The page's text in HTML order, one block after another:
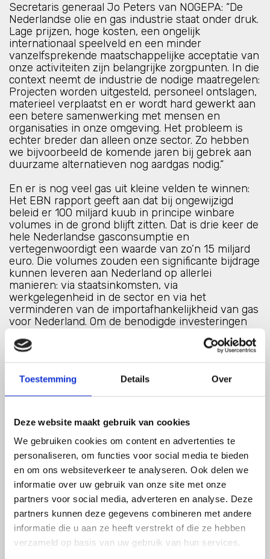
Toestemming Details Over
Deze website maakt gebruik van cookies
We gebruiken cookies om content en advertenties te
personaliseren, om functies voor social media te bieden
en om ons websiteverkeer te analyseren. Ook delen we
informatie over uw gebruik van onze site met onze
partners voor social media, adverteren en analyse. Deze
partners kunnen deze gegevens combineren met andere
informatie die u aan ze heeft verstrekt of die ze hebben
verzameld op basis van uw gebruik van hun services.
Secretaris generaal Jo Peters van NOGEPA: “De
Nederlandse olie en gas industrie staat onder druk.
Lage prijzen, hoge kosten, een ongelijk
internationaal speelveld en een minder
vanzelfsprekende maatschappelijke acceptatie van
onze activiteiten zijn belangrijke zorgpunten. In die
context neemt de industrie de nodige maatregelen:
Projecten worden uitgesteld, personeel ontslagen,
materieel verplaatst en er wordt hard gewerkt aan
een betere samenwerking met mensen en
organisaties in onze omgeving. Het probleem is
echter breder dan alleen onze sector. Zo hebben
we bijvoorbeeld de komende jaren bij gebrek aan
duurzame alternatieven nog aardgas nodig.“
En er is nog veel gas uit kleine velden te winnen:
Het EBN rapport geeft aan dat bij ongewijzigd
beleid er 100 miljard kuub in principe winbare
volumes in de grond blijft zitten. Dat is drie keer de
hele Nederlandse gasconsumptie en
vertegenwoordigt een waarde van zo’n 15 miljard
euro. Die volumes zouden een significante bijdrage
kunnen leveren aan Nederland op allerlei
manieren: via staatsinkomsten, via
werkgelegenheid in de sector en via het
verminderen van de importafhankelijkheid van gas
voor Nederland. Om de benodigde investeringen
korte termijn nodig. De gassector wil samen met de
Nederlandse overheid en politiek onderzoeken of
kunnen worden en hoe de opbrengsten daarvan
op de maatschappelijke beste wijze kunnen
Peters stelt dat de gaswinning uit de kleine velden
daadwerkelijk in gevaar is. “Gaswinning in
Nederland is decennialang vanzelfsprekend
geweest. We zitten evenwel in een nieuwe
werkelijkheid waarbij er aanzienlijke weerstanden
tegen het winnen van gas zijn ontstaan. We
werken er hard aan ons die nieuwe werkelijkheid
eigen te maken. Door meer transparantie, door
beter te luisteren naar onze omgeving en daar
naar te handelen. De discussie over Groningen
snappen we. Maar ook de winning uit de kleine